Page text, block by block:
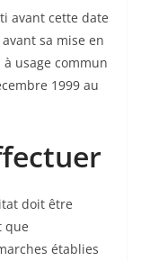
avant cette date
sa mise en
usage commun
1999 au
doit être
que
établies